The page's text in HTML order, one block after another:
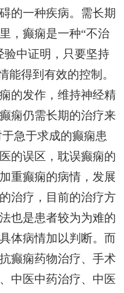
的一种疾病。需长期
，癫痫是一种“不治
验中证明，只要坚持
能得到有效的控制。
的发作，维持神经精
痫仍需长期的治疗来
急于求成的癫痫患
的误区，耽误癫痫的
重癫痫的病情，发展
治疗，目前的治疗方
也是患者较为为难的
体病情加以判断。而
癫痫药物治疗、手术
中医中药治疗、中医